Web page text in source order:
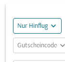
Nur Hinflug expand_more
Gutscheincode expand_more